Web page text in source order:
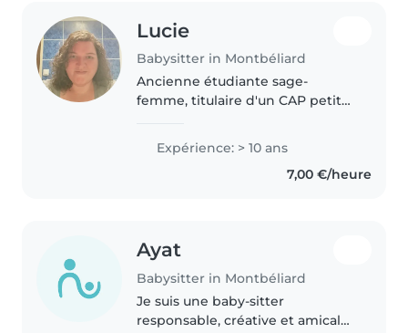
Lucie
Babysitter in Montbéliard
Ancienne étudiante sage-
femme, titulaire d'un CAP petite
qu'Atsem, dans les crèches, en
animation et en tant que
nounou chez des particuliers, je
Expérience: > 10 ans
7,00 €/heure
Ayat
Babysitter in Montbéliard
Je suis une baby-sitter
responsable, créative et amicale